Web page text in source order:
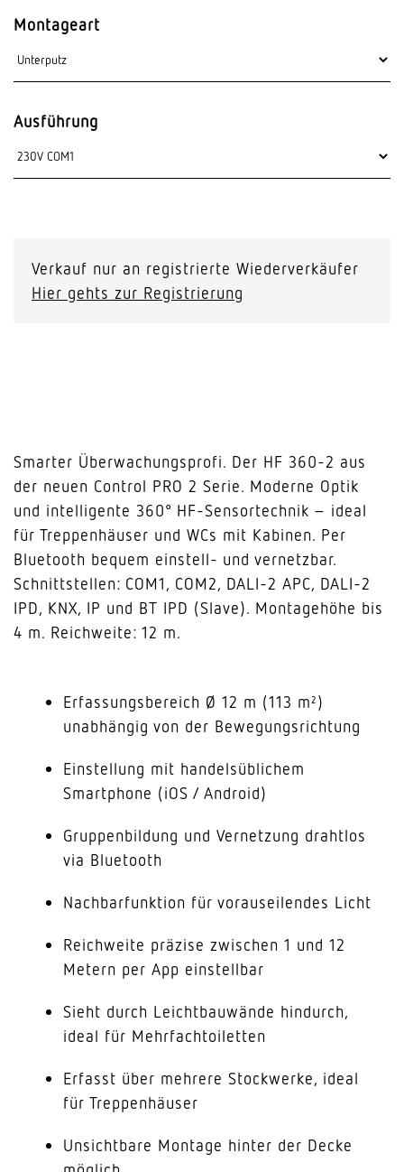
Montageart
Ausführung
Verkauf nur an registrierte Wiederverkäufer
Hier gehts zur Registrierung
Smarter Überwachungsprofi. Der HF 360-2 aus
der neuen Control PRO 2 Serie. Moderne Optik
und intelligente 360° HF-Sensortechnik – ideal
für Treppenhäuser und WCs mit Kabinen. Per
Bluetooth bequem einstell- und vernetzbar.
Schnittstellen: COM1, COM2, DALI-2 APC, DALI-2
IPD, KNX, IP und BT IPD (Slave). Montagehöhe bis
4 m. Reichweite: 12 m.
Erfassungsbereich Ø 12 m (113 m²)
unabhängig von der Bewegungsrichtung
Einstellung mit handelsüblichem
Smartphone (iOS / Android)
Gruppenbildung und Vernetzung drahtlos
via Bluetooth
Nachbarfunktion für vorauseilendes Licht
Reichweite präzise zwischen 1 und 12
Metern per App einstellbar
Sieht durch Leichtbauwände hindurch,
ideal für Mehrfachtoiletten
Erfasst über mehrere Stockwerke, ideal
für Treppenhäuser
Unsichtbare Montage hinter der Decke